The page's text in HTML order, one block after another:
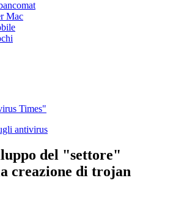
Mac
Times"
antivirus
del "settore"
creazione di trojan